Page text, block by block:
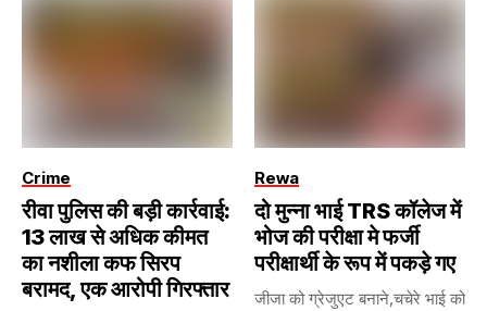
Crime
रीवा पुलिस की बड़ी कार्रवाई:
13 लाख से अधिक कीमत
का नशीला कफ सिरप
बरामद, एक आरोपी गिरफ्तार
Rewa
दो मुन्ना भाई TRS कॉलेज में
भोज की परीक्षा मे फर्जी
परीक्षार्थी के रूप में पकड़े गए
जीजा को ग्रेजुएट बनाने,चचेरे भाई को